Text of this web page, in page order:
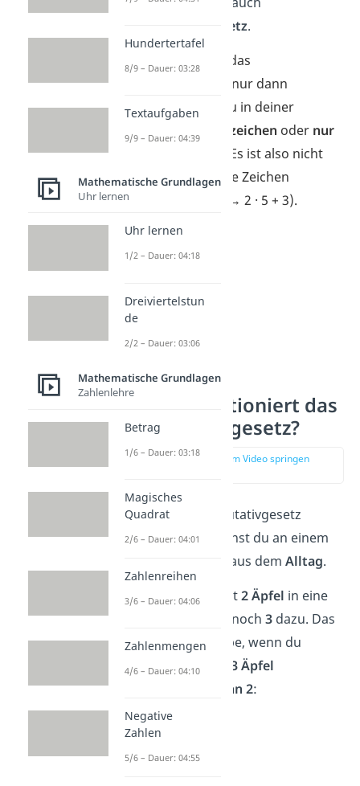
Vertauschungsgesetz.
Wichtig:
Du darfst das
Kommutativgesetz nur dann
anwenden, wenn du in deiner
Rechnung
nur Pluszeichen oder nur
siehst. Es ist also nicht
erlaubt, wenn du dieZeichen
gemischt findest!
(→ 2 · 5 + 3).
Warum funktioniert das
Kommutativgesetz?
zur Stelle im Video springen
Warum das Kommutativgesetz
funktioniert, verstehst du an einem
aus dem Alltag.
Stell dir vor, du legst2 Äpfel in eine
noch 3dazu. Das
Ergebnis ist dasselbe, wenn du
stattdessenzuerst 3 Äpfel
dann 2:
➡️Beispiel
Hundertertafel
8/9 – Dauer: 03:28
Textaufgaben
9/9 – Dauer: 04:39
Mathematische Grundlagen
Uhr lernen
Uhr lernen
1/2 – Dauer: 04:18
Dreiviertelstun
de
2/2 – Dauer: 03:06
Mathematische Grundlagen
Zahlenlehre
Betrag
1/6 – Dauer: 03:18
Magisches
Quadrat
2/6 – Dauer: 04:01
Zahlenreihen
3/6 – Dauer: 04:06
Zahlenmengen
4/6 – Dauer: 04:10
Negative
Zahlen
5/6 – Dauer: 04:55